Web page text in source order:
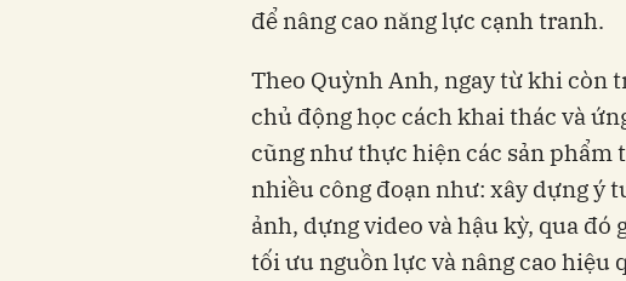
để nâng cao năng lực cạnh tranh.
Theo Quỳnh Anh, ngay từ khi còn
chủ động học cách khai thác và
cũng như thực hiện các sản phẩm
nhiều công đoạn như: xây dựng ý
ảnh, dựng video và hậu kỳ, qua
tối ưu nguồn lực và nâng cao hiệu